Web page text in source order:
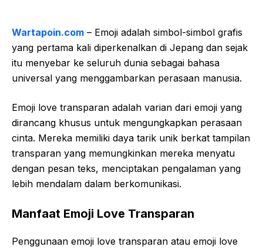
Wartapoin.com – Emoji adalah simbol-simbol grafis
yang pertama kali diperkenalkan di Jepang dan sejak
itu menyebar ke seluruh dunia sebagai bahasa
universal yang menggambarkan perasaan manusia.
Emoji love transparan adalah varian dari emoji yang
dirancang khusus untuk mengungkapkan perasaan
cinta. Mereka memiliki daya tarik unik berkat tampilan
transparan yang memungkinkan mereka menyatu
dengan pesan teks, menciptakan pengalaman yang
lebih mendalam dalam berkomunikasi.
Manfaat Emoji Love Transparan
Penggunaan emoji love transparan atau emoji love